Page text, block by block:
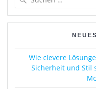
Wie clevere
Sicherheit und Stil